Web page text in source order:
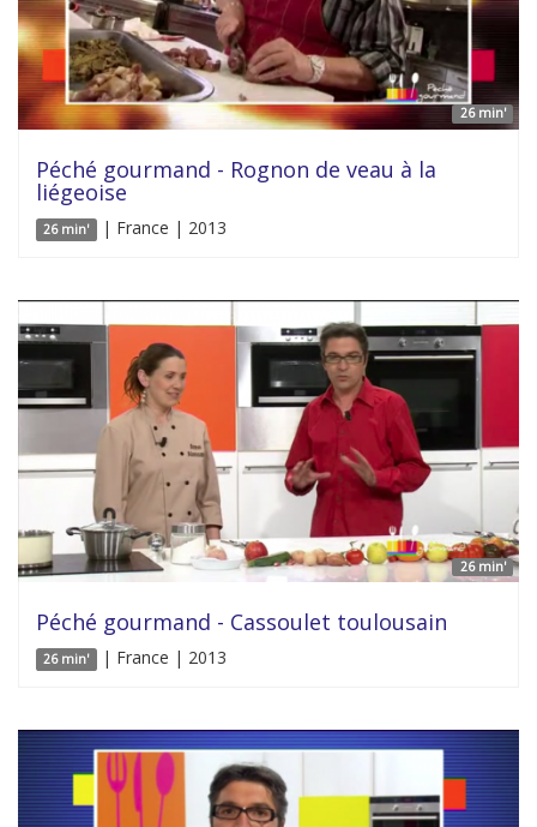
26 min'
Péché gourmand - Rognon de veau à la
liégeoise
26 min' | France | 2013
26 min'
Péché gourmand - Cassoulet toulousain
26 min' | France | 2013